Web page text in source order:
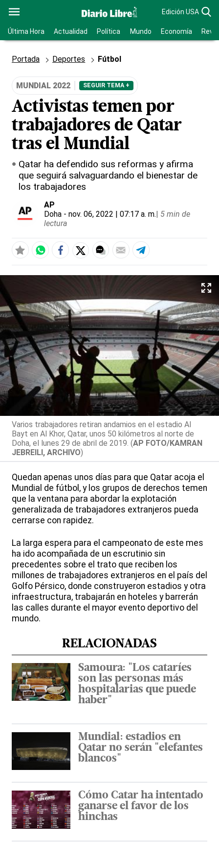
Edición USA
Última Hora Actualidad Política Mundo Economía
Portada Deportes Fútbol
MUNDIAL 2022 SEGUIR TEMA +
Activistas temen por
trabajadores de Qatar
tras el Mundial
Qatar ha defendido sus reformas y afirma
que seguirá salvaguardando el bienestar de
los trabajadores
AP
Doha - nov. 06, 2022 | 07:17 a. m.| 5 min de
lectura
Varios trabajadores retiran andamios en el estadio Al
Bayt en Al Khor, Qatar, unos 50 kilómetros al norte de
Doha, el lunes 29 de abril de 2019. (AP FOTO/KAMRAN
JEBREILI, ARCHIVO)
Quedan apenas unos días para que Qatar acoja el
Mundial de fútbol, y los grupos de derechos temen
que la ventana para abordar la explotación
generalizada de trabajadores extranjeros pueda
cerrarse con rapidez.
La larga espera para el campeonato de este mes
ha ido acompañada de un escrutinio sin
precedentes sobre el trato que reciben los
millones de trabajadores extranjeros en el país del
Golfo Pérsico, donde construyeron estadios y otra
infraestructura, trabajarán en hoteles y barrerán
las calles durante el mayor evento deportivo del
mundo.
RELACIONADAS
Samoura: "Los cataríes
son las personas más
hospitalarias que puede
haber"
Mundial: estadios en
Qatar no serán "elefantes
blancos"
Cómo Catar ha intentado
ganarse el favor de los
hinchas